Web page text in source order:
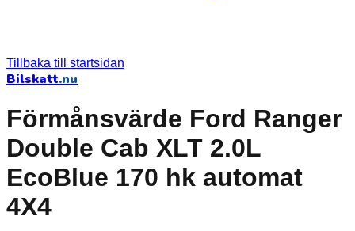
Tillbaka till startsidan
Bilskatt.nu
Förmånsvärde Ford Ranger
Double Cab XLT 2.0L
EcoBlue 170 hk automat
4X4